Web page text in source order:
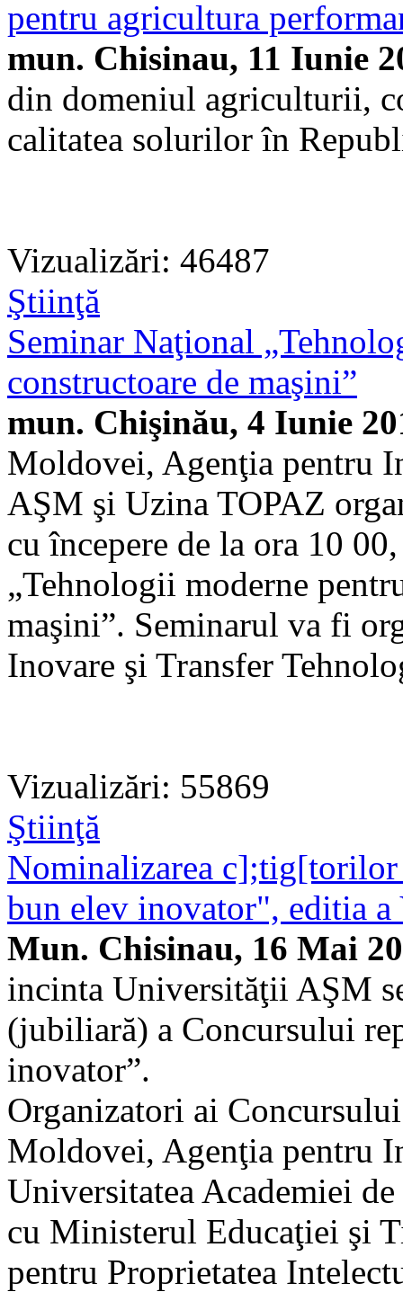
pentru agricultura
mun. Chisinau, 11 Iunie
din domeniul agriculturii,
calitatea solurilor în
Vizualizări: 46487
Ştiinţă
Seminar Naţional
constructoare de maşini”
mun. Chişinău, 4 Iunie
Moldovei, Agenţia pentru
AŞM şi Uzina TOPAZ
cu începere de la ora 10
„Tehnologii moderne
maşini”. Seminarul va fi
Inovare şi Transfer
Vizualizări: 55869
Ştiinţă
Nominalizarea
bun elev inovator", editia a
Mun. Chisinau, 16 Mai
incinta Universităţii AŞM
(jubiliară) a Concursului
inovator”.
Organizatori ai
Moldovei, Agenţia pentru
Universitatea Academiei
cu Ministerul Educaţiei şi
pentru Proprietatea